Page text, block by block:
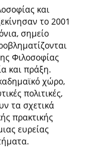
και
το 2001
σημείο
Φιλοσοφίας
και πράξη.
χώρο,
πολιτικές,
τα σχετικά
πρακτικής
ευρείας